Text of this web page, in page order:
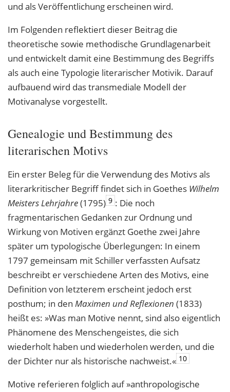
und als Veröffentlichung erscheinen wird.
Im Folgenden reflektiert dieser Beitrag die
theoretische sowie methodische Grundlagenarbeit
und entwickelt damit eine Bestimmung des Begriffs
als auch eine Typologie literarischer Motivik. Darauf
aufbauend wird das transmediale Modell der
Motivanalyse vorgestellt.
Genealogie und Bestimmung des
literarischen Motivs
Ein erster Beleg für die Verwendung des Motivs als
literarkritischer Begriff findet sich in Goethes Wilhelm
Meisters Lehrjahre(1795) 9 : Die noch
fragmentarischen Gedanken zur Ordnung und
Wirkung von Motiven ergänzt Goethe zwei Jahre
später um typologische Überlegungen: In einem
1797 gemeinsam mit Schiller verfassten Aufsatz
beschreibt er verschiedene Arten des Motivs, eine
Definition von letzterem erscheint jedoch erst
posthum; in den Maximen und Reflexionen (1833)
heißt es: »Was man Motive nennt, sind also eigentlich
Phänomene des Menschengeistes, die sich
wiederholt haben und wiederholen werden, und die
der Dichter nur als historische nachweist.« 10
Motive referieren folglich auf »anthropologische